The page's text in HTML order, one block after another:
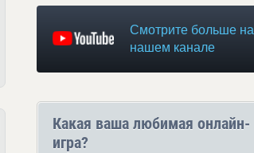
Смотрите больше на
нашем канале
Какая ваша любимая онлайн-
игра?